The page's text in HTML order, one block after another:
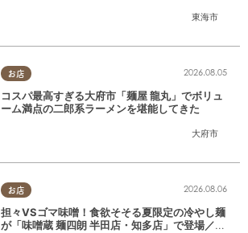
東海市
お店
大府市
2026.08.05
コスパ最高すぎる大府市「麺屋 龍丸」でボリュ
ーム満点の二郎系ラーメンを堪能してきた
お店 2026.08.06
担々VSゴマ味噌！食欲そそる夏限定の冷やし麺
が「味噌蔵 麺四朗 半田店・知多店」で登場／ち